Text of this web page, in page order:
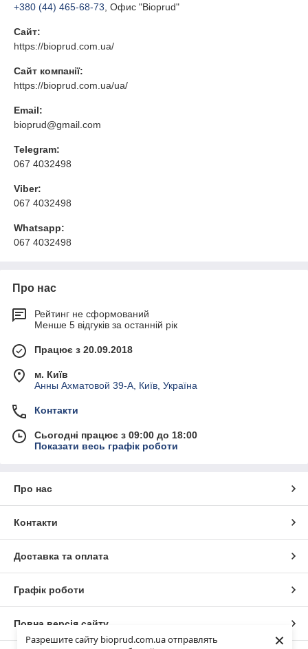
Разрешите сайту bioprud.com.ua отправлять
×
+380 (44) 465-68-73 , Офис "Bioprud"
Сайт:
https://bioprud.com.ua/
Сайт компанії:
https://bioprud.com.ua/ua/
Email:
bioprud@gmail.com
Telegram:
067 4032498
Viber:
067 4032498
Whatsapp:
067 4032498
Про нас
Рейтинг не сформований
Менше 5 відгуків за останній рік
Працює з 20.09.2018
м. Київ
Анны Ахматовой 39-А, Київ, Україна
Контакти
Сьогодні працює з 09:00 до 18:00
Показати весь графік роботи
Про нас
Контакти
Доставка та оплата
Графік роботи
Повна версія сайту